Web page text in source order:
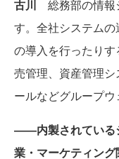
古川 総務部の情報
す。全社システム
の導入を行ったり
売管理、資産管理
ールなどグループウ
――内製されている
業・マーケティン